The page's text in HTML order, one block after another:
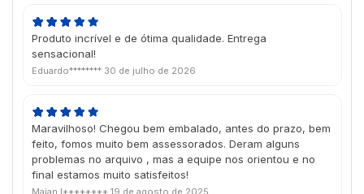
Produto incrível e de ótima qualidade. Entrega
sensacional!
Eduardo******** 30 de julho de 2026
Maravilhoso! Chegou bem embalado, antes do prazo, bem
feito, fomos muito bem assessorados. Deram alguns
problemas no arquivo , mas a equipe nos orientou e no
final estamos muito satisfeitos!
Maian I******** 19 de agosto de 2025